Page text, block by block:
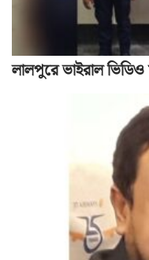
লালপুরে ভাইরাল ভিডিও